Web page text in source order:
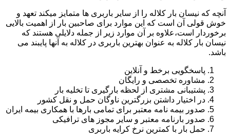
آنچه که نیسان بار کلاله را از سایر باربری ها متمایز میکند تعهد و
خوش قولی آن است که این موارد برای صاحبین بار از اهمیت بالایی
برخوردار است،علاوه بر آن موارد زیر از جمله دلایلی هستند که
نیسان بار کلاله به عنوان بهترین باربری در کلاله به آنها پایبند می
باشد.
پاسخگویی برخط و آنلاین
مشاوره تخصصی و رایگان
پشتیبانی مشتری از لحظه بارگیری تا تخلیه بار
در اختیار داشتن بزرگترین ناوگان حمل و نقل کشور
صدور بیمه نامه معتبر برای تمامی بارها با همکاری بیمه ایران
صدور بارنامه معتبر و سایر مجوز های ترافیکی
حمل بار با کمترین نرخ کرایه باربری